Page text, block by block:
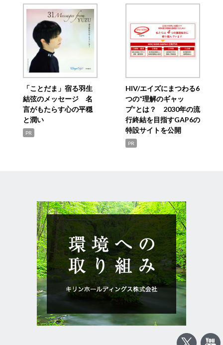
「ことだま」宿る羽生
結弦のメッセージ 名
言がもたらす心の平穏
と潤い
PR
HIV/エイズにまつわる6
つの“理解のギャッ
プ”とは？ 2030年の流
行終結を目指すGAP6の
特設サイトを公開
PR